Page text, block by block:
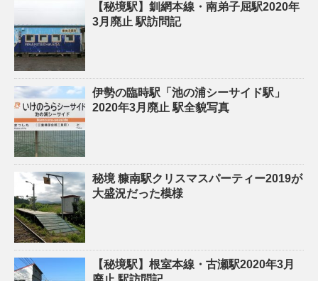
【秘境駅】釧網本線・南弟子屈駅2020年
3月廃止 駅訪問記
伊勢の臨時駅「池の浦シーサイド駅」
2020年3月廃止 駅全貌写真
秘境 糠南駅クリスマスパーティー2019が
大盛況だった模様
【秘境駅】根室本線・古瀬駅2020年3月